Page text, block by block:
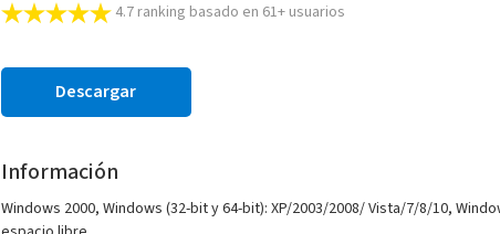
4.7ranking basado en 61+ usuarios
Descargar
Información
Windows 2000, Windows (32-bit y 64-bit): XP/2003/2008/ Vista/7/8/10,